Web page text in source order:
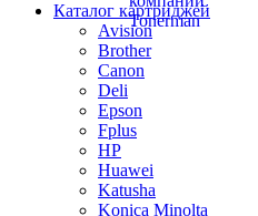
Каталог картриджей
Avision
Brother
Canon
Deli
Epson
Fplus
HP
Huawei
Katusha
Konica Minolta